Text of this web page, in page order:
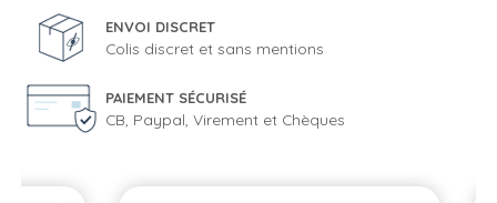
ENVOI DISCRET
Colis discret et sans mentions
PAIEMENT SÉCURISÉ
CB, Paypal, Virement et Chèques